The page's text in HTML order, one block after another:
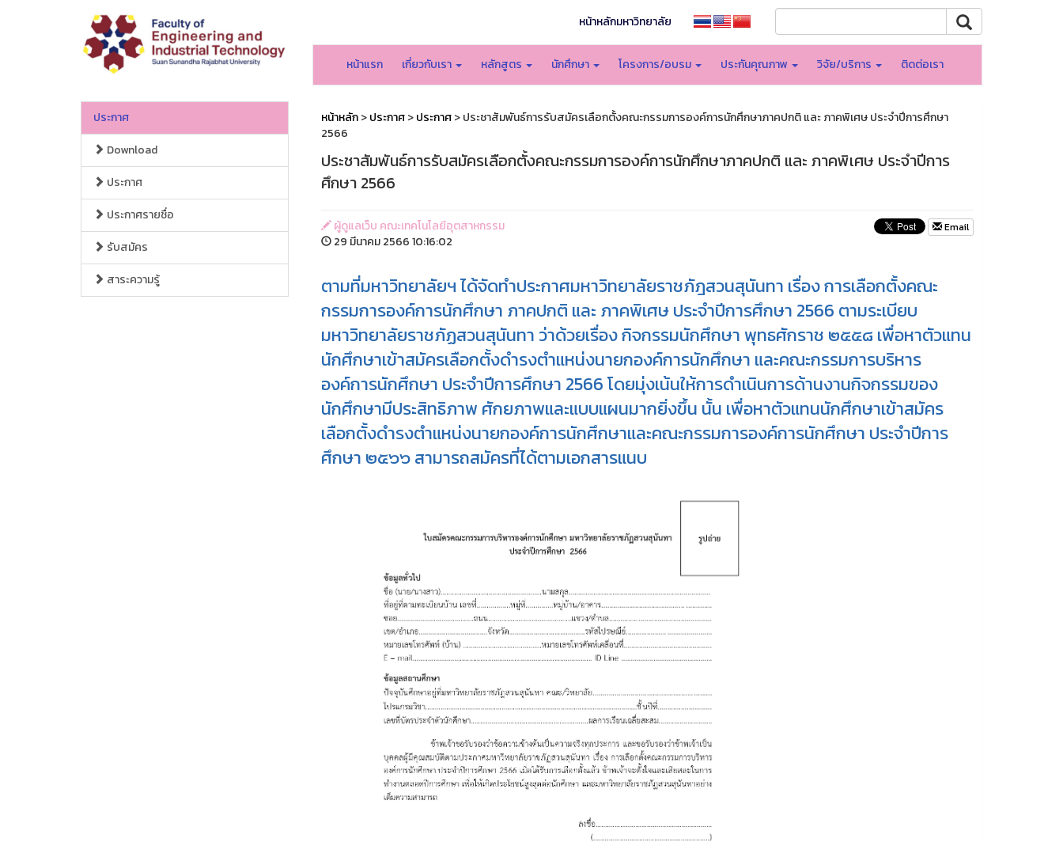
หน้าหลักมหาวิทยาลัย
หน้าแรก เกี่ยวกับเรา หลักสูตร นักศึกษา โครงการ/อบรม ประกันคุณภาพ วิจัย/บริการ ติดต่อเรา
ประกาศ
Download
ประกาศ
ประกาศรายชื่อ
รับสมัคร
สาระความรู้
หน้าหลัก>ประกาศ>ประกาศ> ประชาสัมพันธ์การรับสมัครเลือกตั้งคณะกรรมการองค์การนักศึกษาภาคปกติ และ ภาคพิเศษ ประจำปีการศึกษา
2566
ประชาสัมพันธ์การรับสมัครเลือกตั้งคณะกรรมการองค์การนักศึกษาภาคปกติ และ ภาคพิเศษ ประจำปีการ
ศึกษา 2566
ผู้ดูแลเว็บ คณะเทคโนโลยีอุตสาหกรรม
29 มีนาคม 2566 10:16:02
Email
ตามที่มหาวิทยาลัยฯ ได้จัดทำประกาศมหาวิทยาลัยราชภัฎสวนสุนันทา เรื่อง การเลือกตั้งคณะ
กรรมการองค์การนักศึกษา ภาคปกติ และ ภาคพิเศษ ประจำปีการศึกษา 2566 ตามระเบียบ
มหาวิทยาลัยราชภัฏสวนสุนันทา ว่าด้วยเรื่อง กิจกรรมนักศึกษา พุทธศักราช ๒๕๕๘ เพื่อหาตัวแทน
นักศึกษาเข้าสมัครเลือกตั้งดำรงตำแหน่งนายกองค์การนักศึกษา และคณะกรรมการบริหาร
องค์การนักศึกษา ประจำปีการศึกษา 2566 โดยมุ่งเน้นให้การดำเนินการด้านงานกิจกรรมของ
นักศึกษามีประสิทธิภาพ ศักยภาพและแบบแผนมากยิ่งขึ้น นั้น เพื่อหาตัวแทนนักศึกษาเข้าสมัคร
เลือกตั้งดำรงตำแหน่งนายกองค์การนักศึกษาและคณะกรรมการองค์การนักศึกษา ประจำปีการ
ศึกษา ๒๕๖๖ สามารถสมัครที่ได้ตามเอกสารแนบ